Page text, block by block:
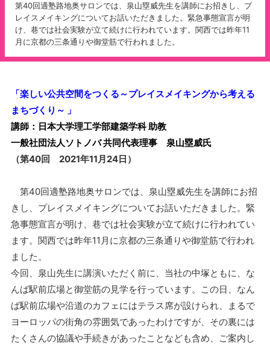
第40回適塾路地奥サロンでは、泉山塁威先生を講師にお招きし、プ
レイスメイキングについてお話いただきました。緊急事態宣言が明
け、巷では社会実験が立て続けに行われています。関西では昨年11
月に京都の三条通りや御堂筋で行われました。
「楽しい公共空間をつくる～プレイスメイキングから考える
まちづくり～ 」
講師：日本大学理工学部建築学科 助教
一般社団法人ソトノバ 共同代表理事 泉山塁威氏
（第40回 2021年11月24日）
第40回適塾路地奥サロンでは、泉山塁威先生を講師にお招
きし、プレイスメイキングについてお話いただきました。緊
急事態宣言が明け、巷では社会実験が立て続けに行われてい
ます。関西では昨年11月に京都の三条通りや御堂筋で行われ
ました。
今回、泉山先生に講演いただく前に、当社の中塚ともに、な
んば駅前広場と御堂筋の見学を行っています。この日、なん
ば駅前広場や沿道のカフェにはテラス席が設けられ、まるで
ヨーロッパの街角の雰囲気であったわけですが、その裏には
たくさんの協議や手続きがあったことなども含め、ご案内し